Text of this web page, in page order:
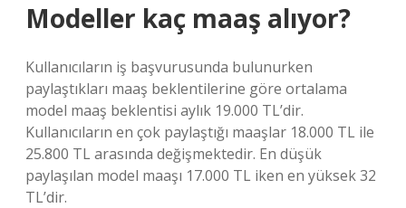
Modeller kaç maaş alıyor?
Kullanıcıların iş başvurusunda bulunurken
paylaştıkları maaş beklentilerine göre ortalama
model maaş beklentisi aylık 19.000 TL’dir.
Kullanıcıların en çok paylaştığı maaşlar 18.000 TL ile
25.800 TL arasında değişmektedir. En düşük
paylaşılan model maaşı 17.000 TL iken en yüksek 32
TL’dir.